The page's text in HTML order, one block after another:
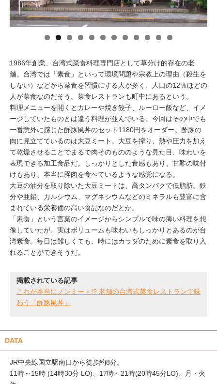
駅から探す
1986年創業、台湾式菜食料理専門店として草分け的存在の老
舗。台湾では「素食」といって環境問題や宗教上の理由（殺生を
しない）などから菜食を習慣にする人が多く、人口の12％ほどの
人が菜食なのだそう。菜食レストランも町中にあるという。
料理メニューを開くとカレーや焼き餃子、ルーロー飯など、イメ
ージしていたものとは違う料理が並んでいる。今回はその中でも
一番意外に感じた酢豚風丼のセット1180円をオーダー。酢豚の
肉に見立てているのは大豆ミート。大豆を搾り、熱や圧力を加え
て乾燥させることでまるで肉そのもののような見た目、味わいを
表現できる加工食品だ。しっかりとした食感もあり、甘酢の味付
けもあり、本当に豚肉を食べているような感覚になる。
大豆の油分を取り除いた大豆ミートは、高タンパクで低脂肪。鉄
分や亜鉛、カルシウム、マグネシウムなどのミネラルも豊富に含
まれている栄養価の高い食品なのだとか。
「素食」という言葉のイメージからシンプルで味の薄い料理を想
像していたが、実はボリュームも味わいもしっかりとあるのが台
湾素食。毎日は難しくても、時にはカラダのために素食を取り入
れることができそうだ。
掲載されている記事
これが本当にノンミート!? 老舗の台湾式菜食レストランで味
わう「酢豚風丼」
DATA
JR中央線国立駅南口から徒歩約8分。
11時～15時 (14時30分 LO)、17時～21時(20時45分LO)、月・火